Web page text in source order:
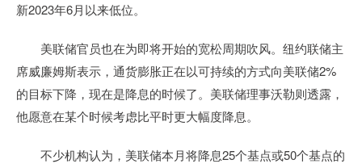
新2023年6月以来低位。
美联储官员也在为即将开始的宽松周期吹风。纽约联储主
席威廉姆斯表示，通货膨胀正在以可持续的方式向美联储2%
的目标下降，现在是降息的时候了。美联储理事沃勒则透露，
他愿意在某个时候考虑比平时更大幅度降息。
不少机构认为，美联储本月将降息25个基点或50个基点的